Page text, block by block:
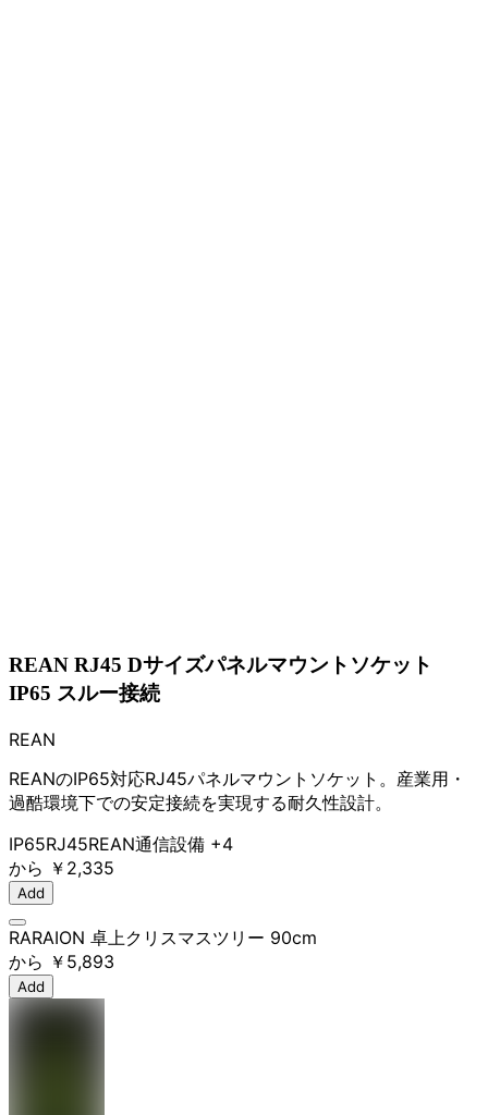
REAN RJ45 Dサイズパネルマウントソケット
IP65 スルー接続
REAN
REANのIP65対応RJ45パネルマウントソケット。産業用・
過酷環境下での安定接続を実現する耐久性設計。
IP65RJ45REAN通信設備 +4
から ￥2,335
Add
RARAION 卓上クリスマスツリー 90cm
から ￥5,893
Add